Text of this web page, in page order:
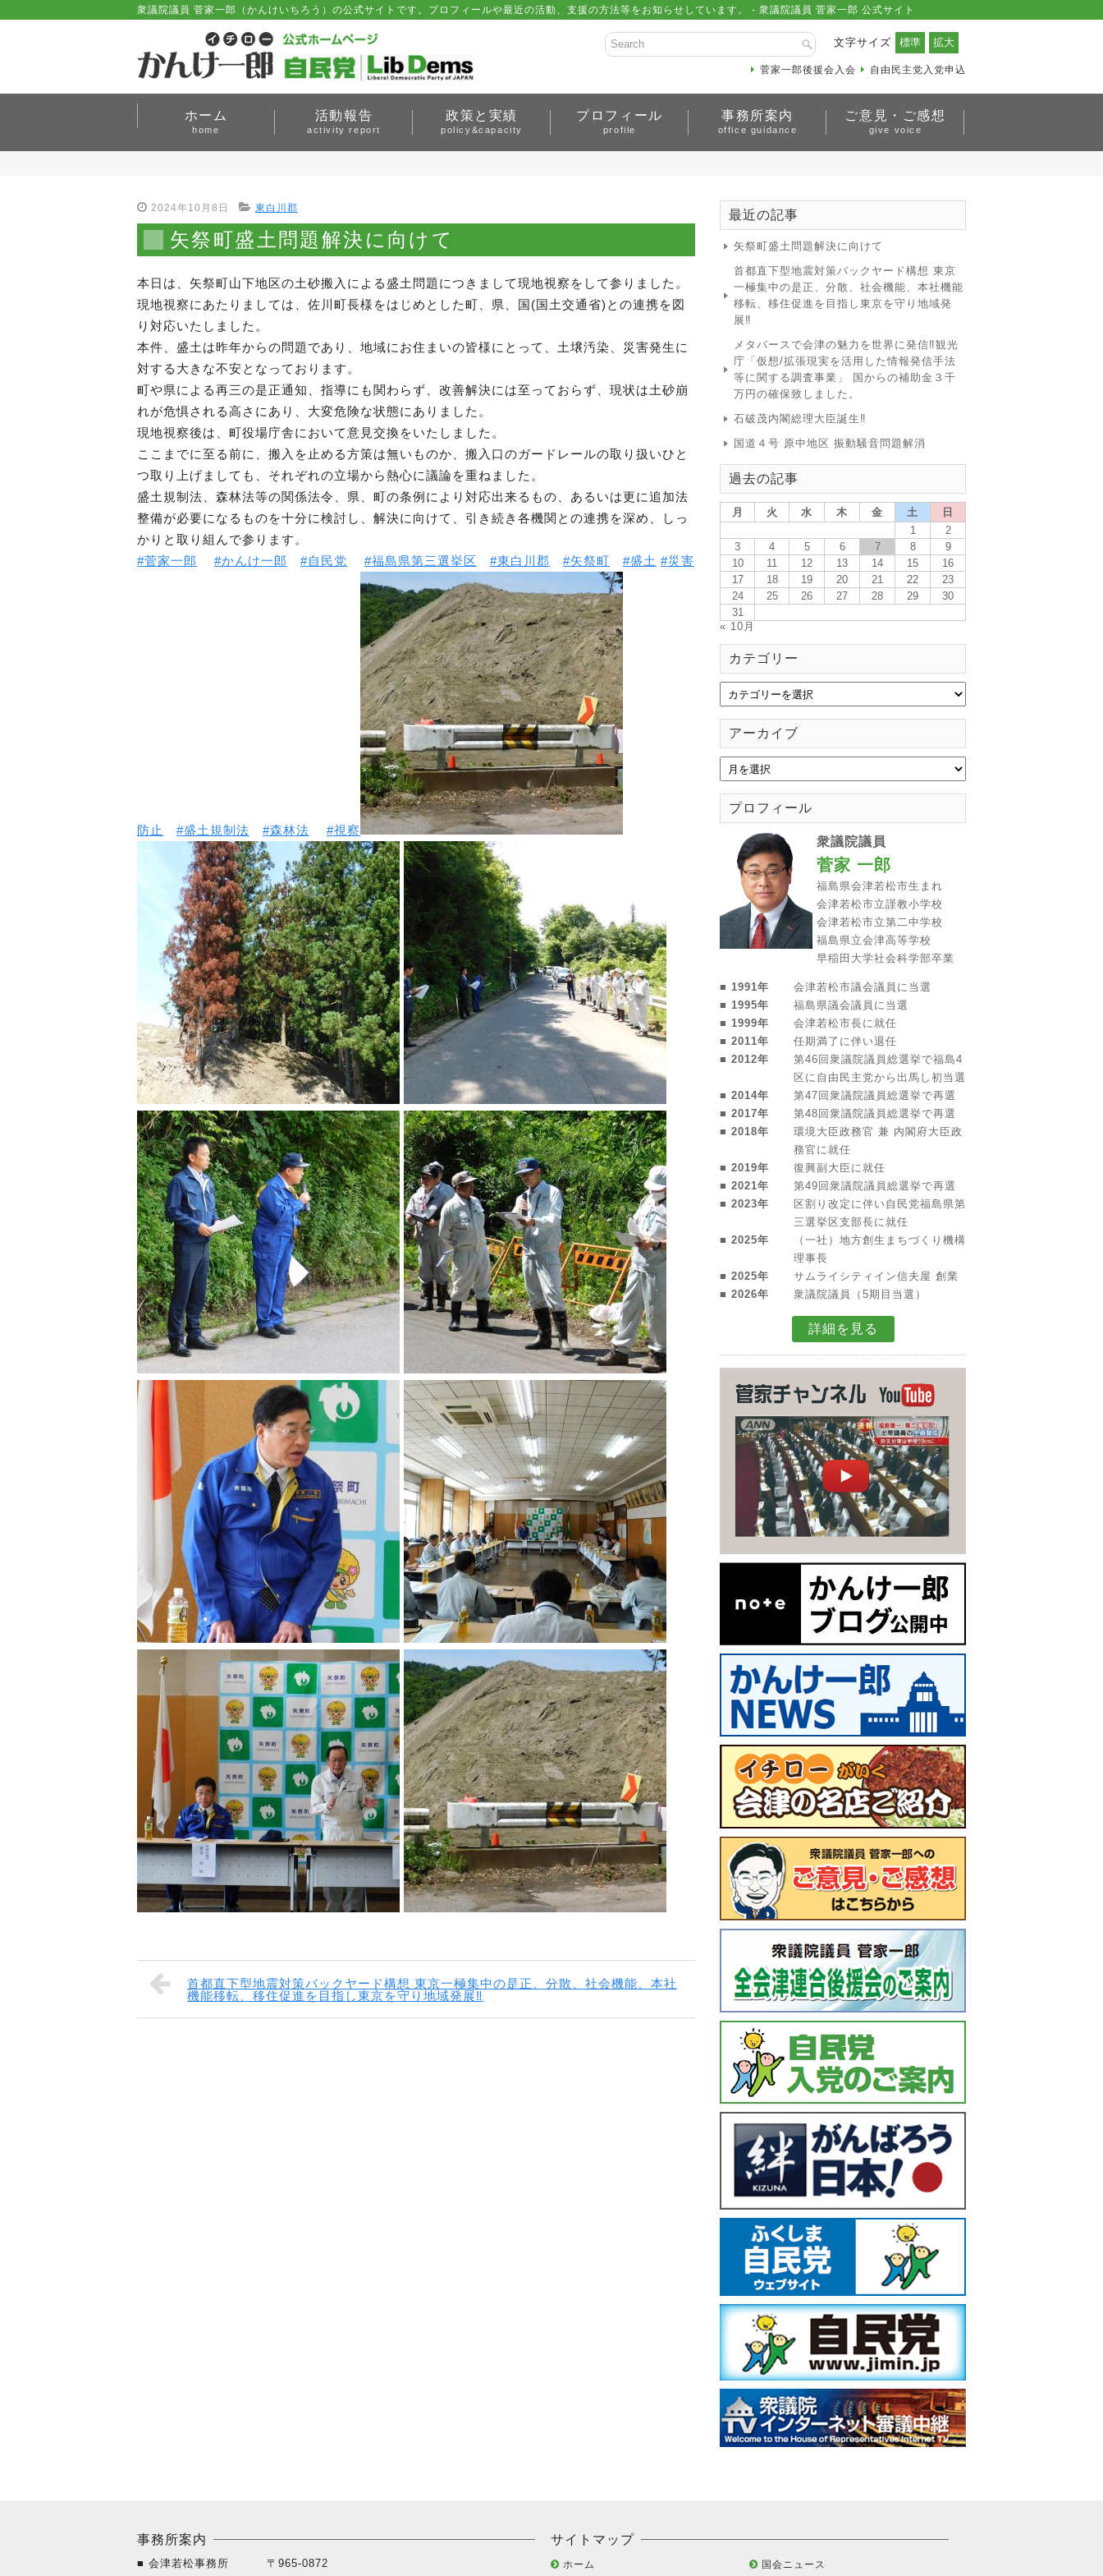
衆議院議員 菅家一郎（かんけいちろう）の公式サイトです。プロフィールや最近の活動、支援の方法等をお知らせしています。 - 衆議院議員 菅家一郎 公式サイト
文字サイズ
自由民主党入党申込
菅家一郎後援会入会
ホーム
home
活動報告
activity report
政策と実績
policy&capacity
プロフィール
profile
事務所案内
office guidance
ご意見・ご感想
give voice
2024年10月8日 東白川郡
矢祭町盛土問題解決に向けて
本日は、矢祭町山下地区の土砂搬入による盛土問題につきまして現地視察をして参りました。
現地視察にあたりましては、佐川町長様をはじめとした町、県、国(国土交通省)との連携を図
り対応いたしました。
本件、盛土は昨年からの問題であり、地域にお住まいの皆様にとって、土壌汚染、災害発生に
対する大きな不安となっております。
町や県による再三の是正通知、指導にも関わらず、改善解決には至っておらず、現状は土砂崩
れが危惧される高さにあり、大変危険な状態にありました。
現地視察後は、町役場庁舎において意見交換をいたしました。
ここまでに至る前に、搬入を止める方策は無いものか、搬入口のガードレールの取り扱いひと
つ取り上げましても、それぞれの立場から熱心に議論を重ねました。
盛土規制法、森林法等の関係法令、県、町の条例により対応出来るもの、あるいは更に追加法
整備が必要になるものを十分に検討し、解決に向けて、引き続き各機関との連携を深め、しっ
かりと取り組んで参ります。
#菅家一郎
#かんけ一郎 #自民党 #福島県第三選挙区 #東白川郡 #矢祭町 #盛土 #災害
防止 #盛土規制法 #森林法 #視察
首都直下型地震対策バックヤード構想 東京一極集中の是正、分散、社会機能、本社
機能移転、移住促進を目指し東京を守り地域発展‼
最近の記事
矢祭町盛土問題解決に向けて
首都直下型地震対策バックヤード構想 東京
一極集中の是正、分散、社会機能、本社機能
移転、移住促進を目指し東京を守り地域発
展‼
メタバースで会津の魅力を世界に発信‼観光
庁「仮想/拡張現実を活用した情報発信手法
等に関する調査事業」 国からの補助金３千
万円の確保致しました。
石破茂内閣総理大臣誕生‼
国道４号 原中地区 振動騒音問題解消
過去の記事
月 火 水 木 金 土
日
1
2
3
4 5 6 7 8
9
10
11 12 13 14 15
16
17
18 19 20 21 22
23
24
25 26 27 28 29
30
31
« 10月
カテゴリー
アーカイブ
プロフィール
衆議院議員
菅家 一郎
福島県会津若松市生まれ
会津若松市立謹教小学校
会津若松市立第二中学校
福島県立会津高等学校
早稲田大学社会科学部卒業
■ 1991年
会津若松市議会議員に当選
■ 1995年
福島県議会議員に当選
■ 1999年
会津若松市長に就任
■ 2011年
任期満了に伴い退任
■ 2012年
第46回衆議院議員総選挙で福島4
区に自由民主党から出馬し初当選
■ 2014年
第47回衆議院議員総選挙で再選
■ 2017年
第48回衆議院議員総選挙で再選
■ 2018年
環境大臣政務官 兼 内閣府大臣政
務官に就任
■ 2019年
復興副大臣に就任
■ 2021年
第49回衆議院議員総選挙で再選
■ 2023年
区割り改定に伴い自民党福島県第
三選挙区支部長に就任
■ 2025年
（一社）地方創生まちづくり機構
理事長
■ 2025年
サムライシティイン信夫屋 創業
■ 2026年
衆議院議員（5期目当選）
詳細を見る
事務所案内
■ 会津若松事務所
〒965-0872
サイトマップ
ホーム 国会ニュース